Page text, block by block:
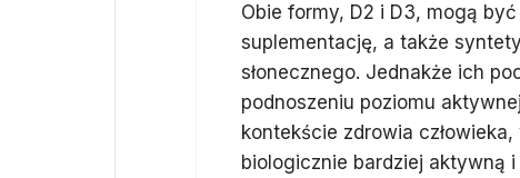
Obie formy, D2 i D3, mogą
suplementację, a także
słonecznego. Jednakże ich
podnoszeniu poziomu
kontekście zdrowia
biologicznie bardziej aktywną